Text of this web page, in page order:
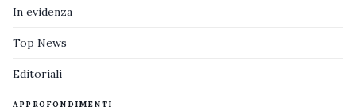
In evidenza
Top News
Editoriali
APPROFONDIMENTI